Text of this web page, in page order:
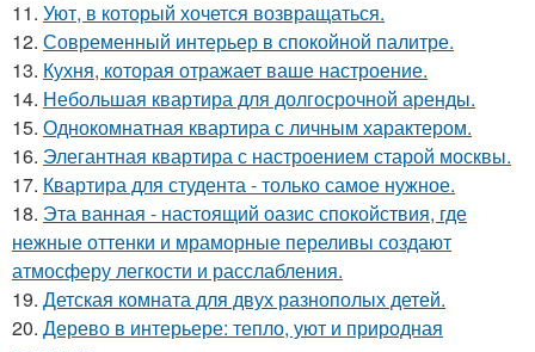
11. Уют, в который хочется возвращаться.
12. Современный интерьер в спокойной палитре.
13. Кухня, которая отражает ваше настроение.
14. Небольшая квартира для долгосрочной аренды.
15. Однокомнатная квартира с личным характером.
16. Элегантная квартира с настроением старой москвы.
17. Квартира для студента - только самое нужное.
18. Эта ванная - настоящий оазис спокойствия, где
нежные оттенки и мраморные переливы создают
атмосферу легкости и расслабления.
19. Детская комната для двух разнополых детей.
20. Дерево в интерьере: тепло, уют и природная